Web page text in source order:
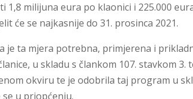
1,8 milijuna eura po klaonici i 225.000
će se najkasnije do 31. prosinca 2021.
je ta mjera potrebna, primjerena i
u skladu s člankom 107. stavkom 3.
okviru te je odobrila taj program u
u priopćenju.